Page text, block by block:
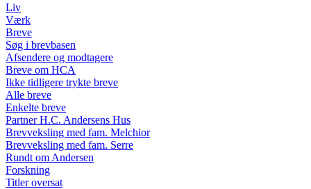
Liv
Værk
Breve
Søg i brevbasen
Afsendere og modtagere
Breve om HCA
Ikke tidligere trykte breve
Alle breve
Enkelte breve
Partner H.C. Andersens Hus
Brevveksling med fam. Melchior
Brevveksling med fam. Serre
Rundt om Andersen
Forskning
Titler oversat